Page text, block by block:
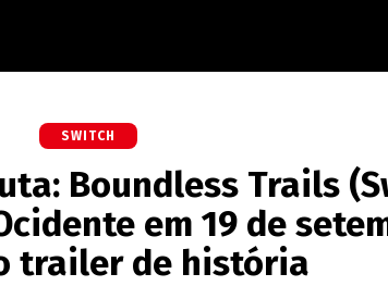
SWITCH
Boundless Trails
em 19 de
trailer de história